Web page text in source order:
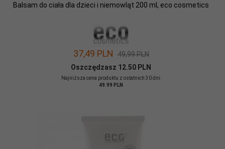
Balsam do ciała dla dzieci i niemowląt 200 ml, eco cosmetics
37,49 PLN 49,99 PLN
Oszczędzasz 12.50 PLN
Najniższa cena produktu z ostatnich 30 dni:
49.99 PLN